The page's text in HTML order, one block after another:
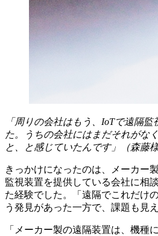
「周りの会社はもう、IoTで遠隔
た。うちの会社にはまだそれがな
と、と感じていたんです」（森藤様
きっかけになったのは、メーカー
監視装置を提供している会社に相
た経験でした。「遠隔でこれだけ
う発見があった一方で、課題も見
「メーカー製の遠隔装置は、機種